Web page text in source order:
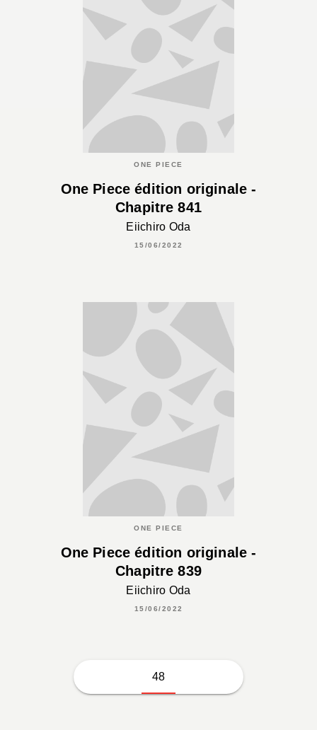
ONE PIECE
One Piece édition originale -
Chapitre 841
Eiichiro Oda
15/06/2022
ONE PIECE
One Piece édition originale -
Chapitre 839
Eiichiro Oda
15/06/2022
48